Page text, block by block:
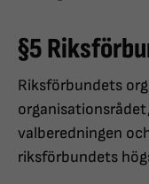
§5
Riksförbundets
valberedningen
riksförbundets